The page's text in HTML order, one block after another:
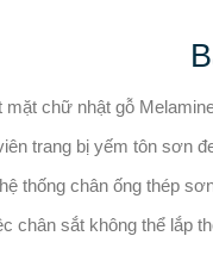
mặt chữ nhật gỗ
trang bị yếm tôn sơn
thống chân ống thép
chân sắt không thể lắp